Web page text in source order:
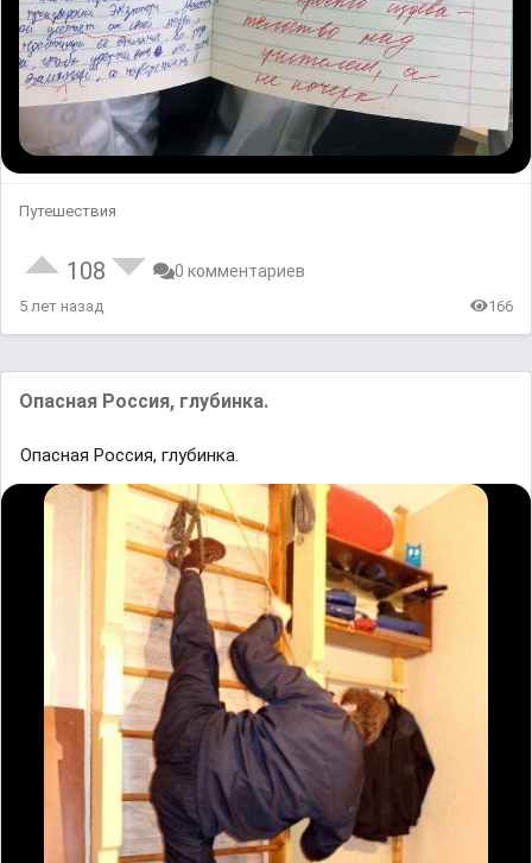
Путешествия
108 0 комментариев
5 лет назад 166
Опасная Россия, глубинка.
Опасная Россия, глубинка.